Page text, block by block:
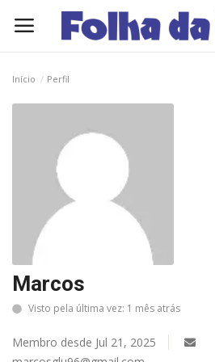
Quem Somos
Como Anunciar
Contato
Eleições 2026
Edições Diárias - NOTÍCIAS DO DIA
Polícia/Acidente
Viçosa
Início Perfil
Marcos
Visto pela última vez: 1 mês atrás
Membro desde Jul 21, 2025